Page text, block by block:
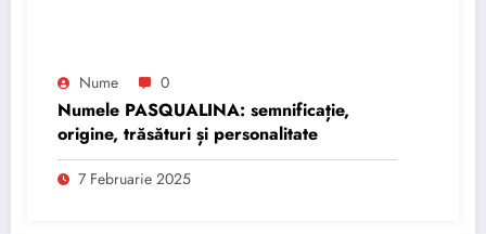
Nume 0
Numele PASQUALINA: semnificație,
origine, trăsături și personalitate
7 Februarie 2025